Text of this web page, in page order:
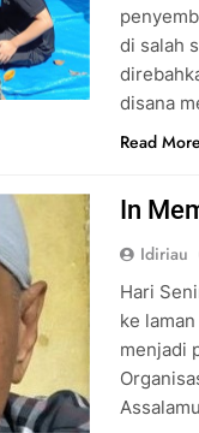
di salah
disana
Read More
In
Idiriau
Hari
ke
menjadi